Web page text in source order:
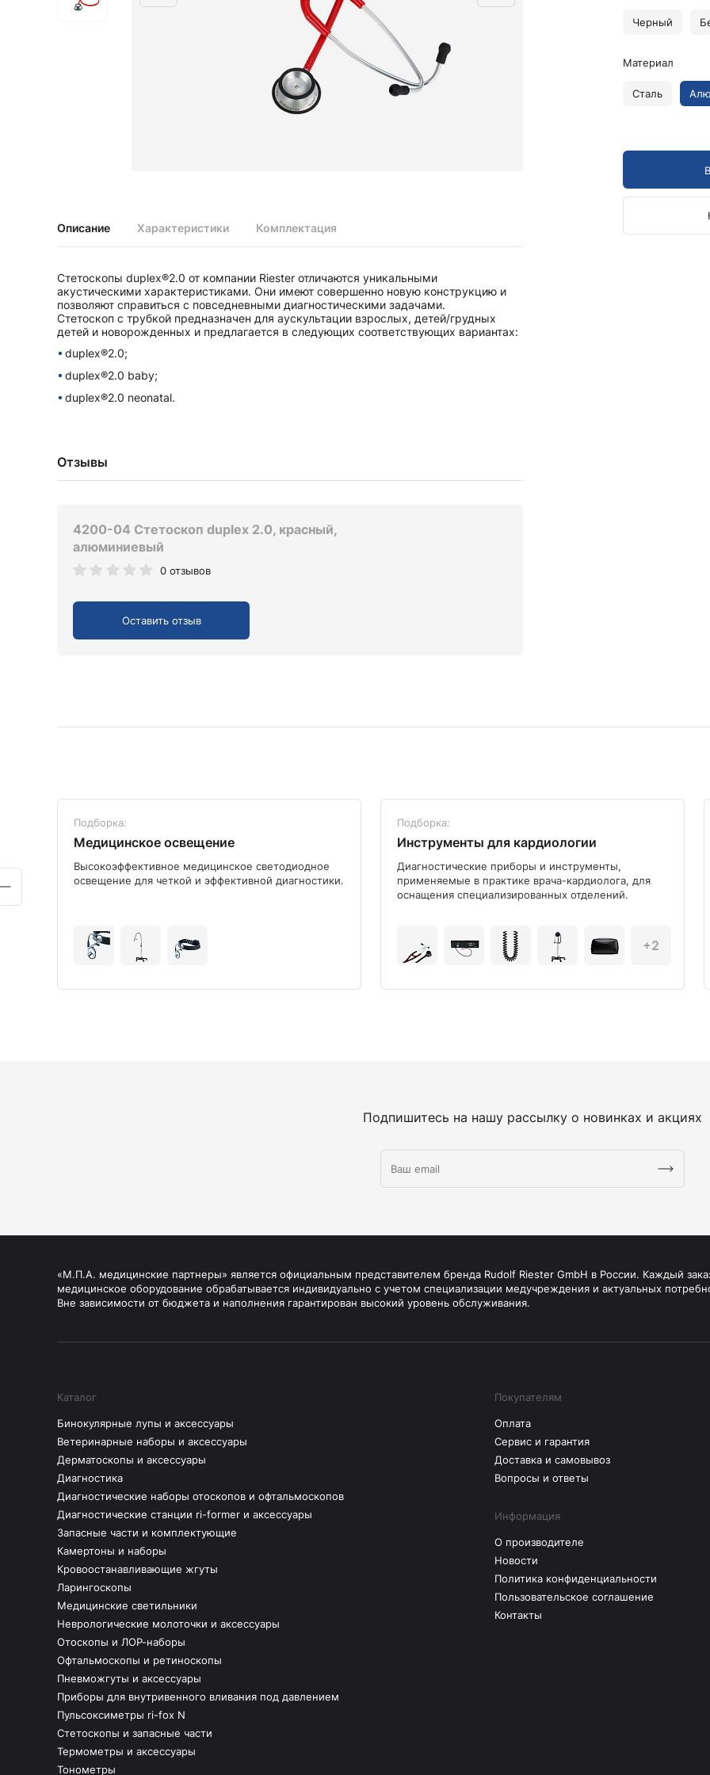
Неврологические молоточки и аксессуары
Аксессуары для неврологических молоточков
Ретиноскопы и наборы ri-vision
Запасные части для стетоскопов
Стетоскопы
Камертоны и наборы
Наборы камертонов
Медицинские светильники
Запасные части к медицинским светильникам
Пульсоксиметры ri-fox N
Термометры и аксессуары
Описание Характеристики Комплектация
Стетоскопы duplex®2.0 от компании Riester отличаются уникальными
акустическими характеристиками. Они имеют совершенно новую конструкцию и
позволяют справиться с повседневными диагностическими задачами.
Стетоскоп с трубкой предназначен для аускультации взрослых, детей/грудных
детей и новорожденных и предлагается в следующих соответствующих вариантах:
duplex®2.0;
duplex®2.0 baby;
duplex®2.0 neonatal.
Отзывы
4200-04 Стетоскоп duplex 2.0, красный,
алюминиевый
0 отзывов
Оставить отзыв
Черный
Материал
Сталь
Подборка:
Медицинское освещение
Высокоэффективное медицинское светодиодное
освещение для четкой и эффективной диагностики.
Подборка:
Инструменты для кардиологии
Диагностические приборы и инструменты,
применяемые в практике врача-кардиолога, для
оснащения специализированных отделений.
+2
Подпишитесь на нашу рассылку о новинках и акциях
«М.П.А. медицинские партнеры» является официальным представителем бренда Rudolf Riester GmbH в России. Каждый
медицинское оборудование обрабатывается индивидуально с учетом специализации медучреждения и актуальных
Вне зависимости от бюджета и наполнения гарантирован высокий уровень обслуживания.
Каталог
Бинокулярные лупы и аксессуары
Ветеринарные наборы и аксессуары
Дерматоскопы и аксессуары
Диагностика
Диагностические наборы отоскопов и офтальмоскопов
Диагностические станции ri-former и аксессуары
Запасные части и комплектующие
Камертоны и наборы
Кровоостанавливающие жгуты
Ларингоскопы
Медицинские светильники
Неврологические молоточки и аксессуары
Отоскопы и ЛОР-наборы
Офтальмоскопы и ретиноскопы
Пневможгуты и аксессуары
Приборы для внутривенного вливания под давлением
Пульсоксиметры ri-fox N
Стетоскопы и запасные части
Термометры и аксессуары
Тонометры
Покупателям
Оплата
Сервис и гарантия
Доставка и самовывоз
Вопросы и ответы
Информация
О производителе
Новости
Политика конфиденциальности
Пользовательское соглашение
Контакты